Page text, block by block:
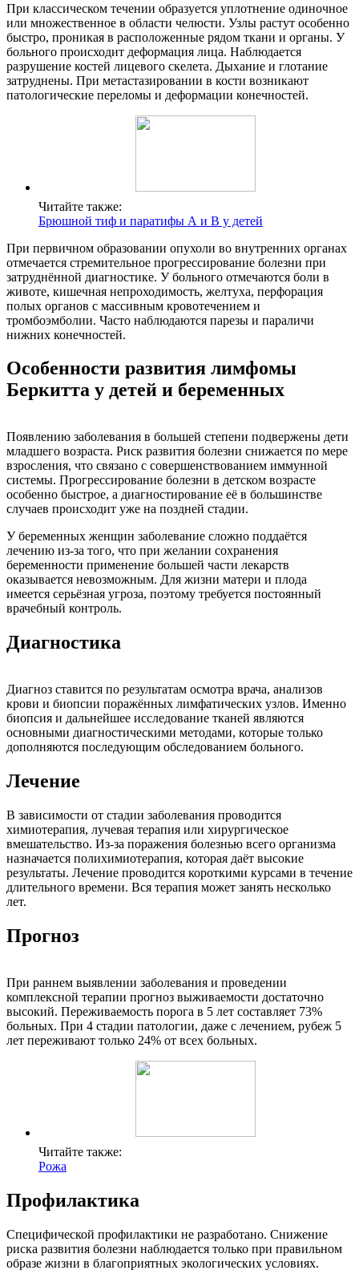
При классическом течении образуется уплотнение одиночное
или множественное в области челюсти. Узлы растут особенно
быстро, проникая в расположенные рядом ткани и органы. У
больного происходит деформация лица. Наблюдается
разрушение костей лицевого скелета. Дыхание и глотание
затруднены. При метастазировании в кости возникают
патологические переломы и деформации конечностей.
Читайте также:
Брюшной тиф и паратифы А и В у детей
При первичном образовании опухоли во внутренних органах
отмечается стремительное прогрессирование болезни при
затруднённой диагностике. У больного отмечаются боли в
животе, кишечная непроходимость, желтуха, перфорация
полых органов с массивным кровотечением и
тромбоэмболии. Часто наблюдаются парезы и параличи
нижних конечностей.
Особенности развития лимфомы
Беркитта у детей и беременных
Появлению заболевания в большей степени подвержены дети
младшего возраста. Риск развития болезни снижается по мере
взросления, что связано с совершенствованием иммунной
системы. Прогрессирование болезни в детском возрасте
особенно быстрое, а диагностирование её в большинстве
случаев происходит уже на поздней стадии.
У беременных женщин заболевание сложно поддаётся
лечению из-за того, что при желании сохранения
беременности применение большей части лекарств
оказывается невозможным. Для жизни матери и плода
имеется серьёзная угроза, поэтому требуется постоянный
врачебный контроль.
Диагностика
Диагноз ставится по результатам осмотра врача, анализов
крови и биопсии поражённых лимфатических узлов. Именно
биопсия и дальнейшее исследование тканей являются
основными диагностическими методами, которые только
дополняются последующим обследованием больного.
Лечение
В зависимости от стадии заболевания проводится
химиотерапия, лучевая терапия или хирургическое
вмешательство. Из-за поражения болезнью всего организма
назначается полихимиотерапия, которая даёт высокие
результаты. Лечение проводится короткими курсами в течение
длительного времени. Вся терапия может занять несколько
лет.
Прогноз
При раннем выявлении заболевания и проведении
комплексной терапии прогноз выживаемости достаточно
высокий. Переживаемость порога в 5 лет составляет 73%
больных. При 4 стадии патологии, даже с лечением, рубеж 5
лет переживают только 24% от всех больных.
Читайте также:
Рожа
Профилактика
Специфической профилактики не разработано. Снижение
риска развития болезни наблюдается только при правильном
образе жизни в благоприятных экологических условиях.